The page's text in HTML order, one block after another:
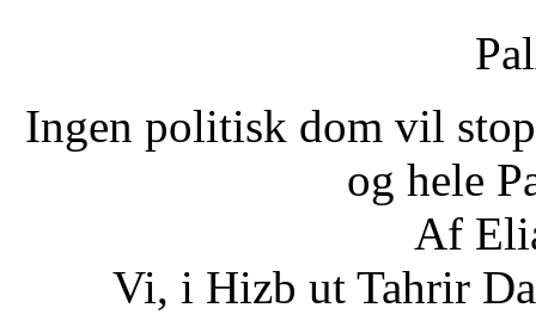
Ingen politisk dom vil
og hele
Af
Vi, i Hizb ut Tahrir